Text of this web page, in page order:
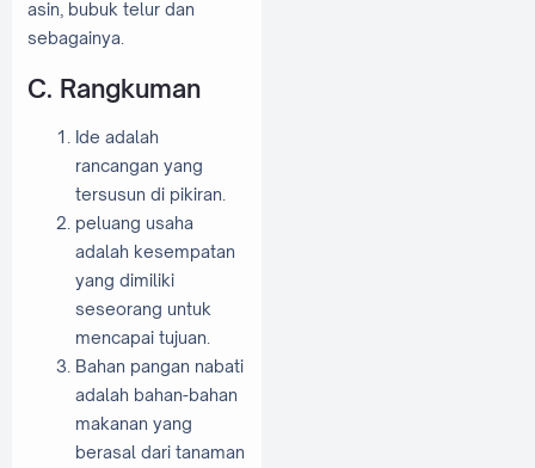
asin, bubuk telur dan
sebagainya.
C. Rangkuman
Ide adalah
rancangan yang
tersusun di pikiran.
peluang usaha
adalah kesempatan
yang dimiliki
seseorang untuk
mencapai tujuan.
Bahan pangan nabati
adalah bahan-bahan
makanan yang
berasal dari tanaman